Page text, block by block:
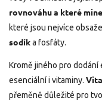
rovnováhu a které
které jsou nejvíce
sodíka fosfáty.
Kromě jiného pro
esenciální i vitaminy.
přeměně důležité pro